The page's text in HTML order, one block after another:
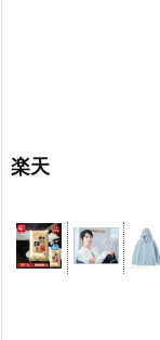
楽天